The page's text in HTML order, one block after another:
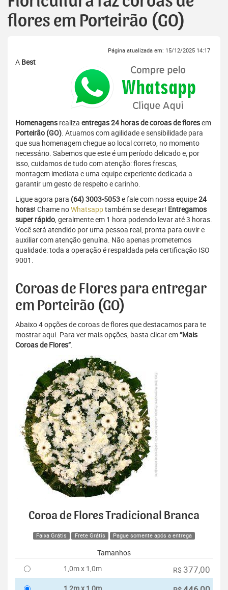
flores em Porteirão (GO)
Página atualizada em: 15/12/2025 14:17
A Best
Homenagens realiza entregas 24 horas de coroas de floresem
Porteirão (GO). Atuamos com agilidade e sensibilidade para
que sua homenagem chegue ao local correto, no momento
necessário. Sabemos que este é um período delicado e, por
isso, cuidamos de tudo com atenção: flores frescas,
montagem imediata e uma equipe experiente dedicada a
garantir um gesto de respeito e carinho.
Ligue agora para (64) 3003-5053e fale com nossa equipe24
horas! Chame noWhatsapptambém se desejar! Entregamos
super rápido, geralmente em 1 hora podendo levar até 3 horas.
Você será atendido por uma pessoa real, pronta para ouvir e
auxiliar com atenção genuína. Não apenas prometemos
qualidade: toda a operação é respaldada pela certificação ISO
9001.
Coroas de Flores para entregar
em Porteirão (GO)
Abaixo 4 opções de coroas de flores que destacamos para te
mostrar aqui. Para ver mais opções, basta clicar em“Mais
Coroas de Flores”.
Coroa de Flores Tradicional Branca
Faixa Grátis Frete Grátis Pague somente após a entrega
Tamanhos
1,0m x 1,0m
R$ 377,00